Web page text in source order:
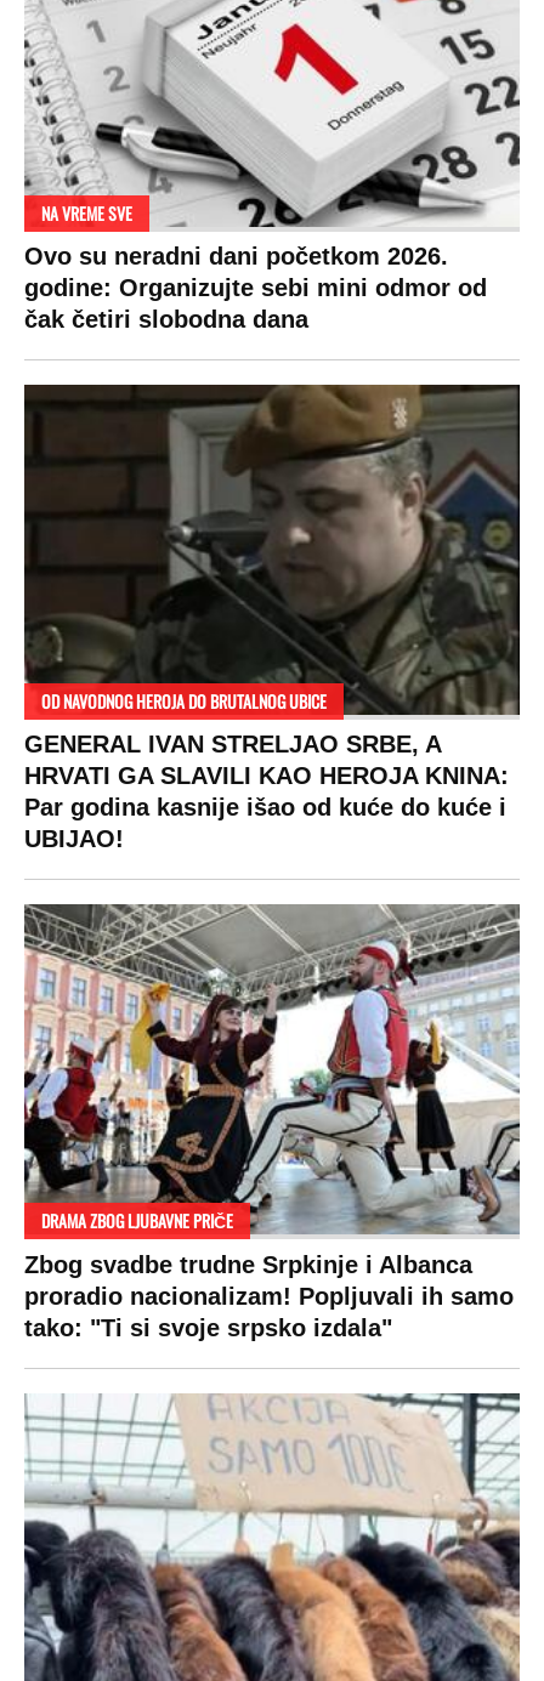
NA VREME SVE
Ovo su neradni dani početkom 2026.
godine: Organizujte sebi mini odmor od
čak četiri slobodna dana
OD NAVODNOG HEROJA DO BRUTALNOG UBICE
GENERAL IVAN STRELJAO SRBE, A
HRVATI GA SLAVILI KAO HEROJA KNINA:
Par godina kasnije išao od kuće do kuće i
UBIJAO!
DRAMA ZBOG LJUBAVNE PRIČE
Zbog svadbe trudne Srpkinje i Albanca
proradio nacionalizam! Popljuvali ih samo
tako: "Ti si svoje srpsko izdala"